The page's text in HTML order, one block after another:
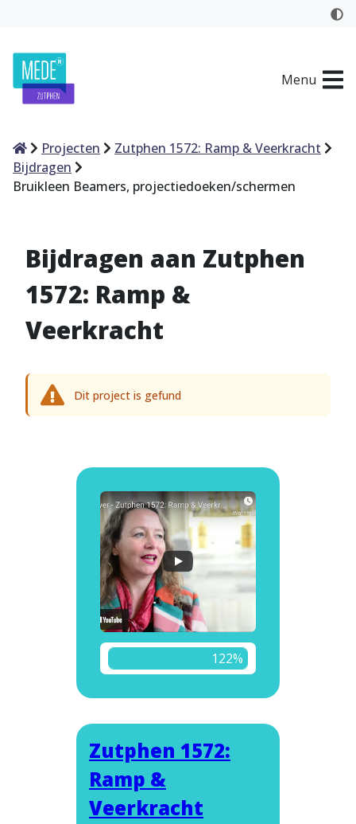
Menu
HomeProjecten
Zutphen 1572: Ramp & Veerkracht
Bijdragen
Bruikleen Beamers, projectiedoeken/schermen
Bijdragen aan Zutphen
1572: Ramp &
Veerkracht
Dit project is gefund
122%
Zutphen 1572:
Ramp &
Veerkracht